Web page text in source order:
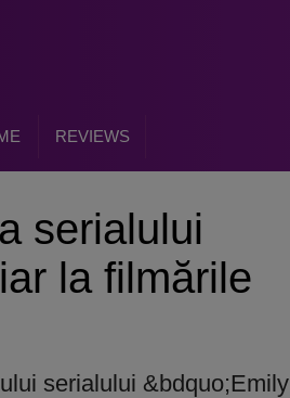
REVIEWS
serialului
la filmările
serialului &bdquo;Emily